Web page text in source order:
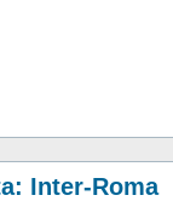
Inter-Roma